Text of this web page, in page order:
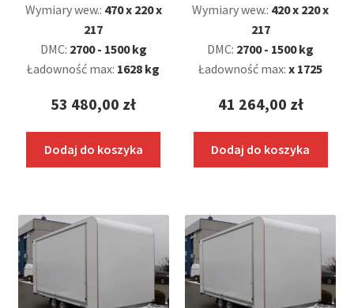
Wymiary wew.: 470 x 220 x
217
DMC: 2700 - 1500 kg
Ładowność max: 1628 kg
53 480,00 zł
Dodaj do koszyka
Wymiary wew.: 420 x 220 x
217
DMC: 2700 - 1500 kg
Ładowność max:x 1725
41 264,00 zł
Dodaj do koszyka